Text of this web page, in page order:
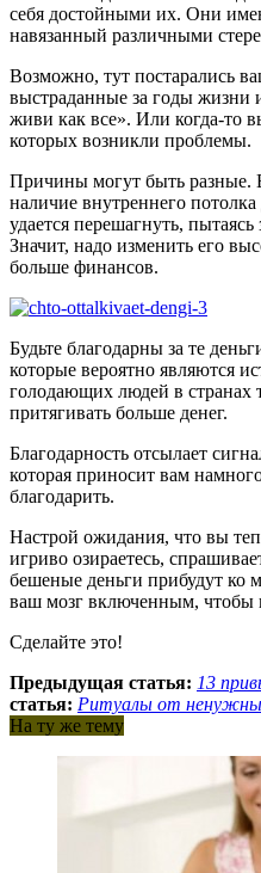
себя достойными их. Они
навязанный различными
Возможно, тут постарались
выстраданные за годы жизни
живи как все». Или когда‑то
которых возникли проблемы.
Причины могут быть разные.
наличие внутреннего
удается перешагнуть, пытаясь
Значит, надо изменить его
больше финансов.
Будьте благодарны за те
которые вероятно являются
голодающих людей в странах
притягивать больше денег.
Благодарность отсылает
которая приносит вам
благодарить.
Настрой ожидания, что вы
игриво озираетесь,
бешеные деньги прибудут ко
ваш мозг включенным, чтобы
Сделайте это!
Предыдущая статья: 13
статья: Ритуалы от
На ту же тему